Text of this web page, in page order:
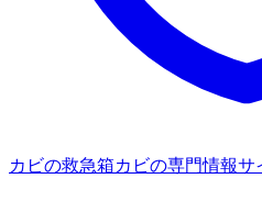
カビの救急箱カビの専門情報サ